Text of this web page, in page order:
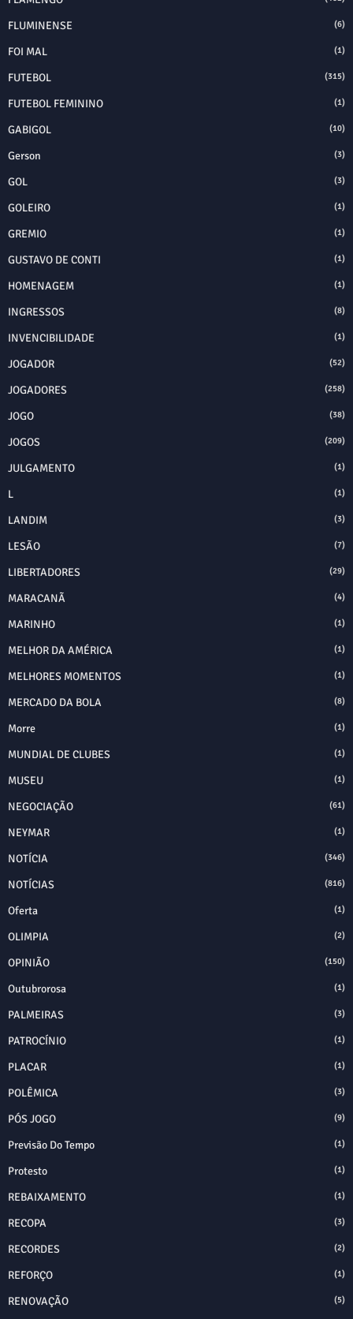
FLUMINENSE (6)
FOI MAL (1)
FUTEBOL (315)
FUTEBOL FEMININO (1)
GABIGOL (10)
Gerson (3)
GOL (3)
GOLEIRO (1)
GREMIO (1)
GUSTAVO DE CONTI (1)
HOMENAGEM (1)
INGRESSOS (8)
INVENCIBILIDADE (1)
JOGADOR (52)
JOGADORES (258)
JOGO (38)
JOGOS (209)
JULGAMENTO (1)
L (1)
LANDIM (3)
LESÃO (7)
LIBERTADORES (29)
MARACANÃ (4)
MARINHO (1)
MELHOR DA AMÉRICA (1)
MELHORES MOMENTOS (1)
MERCADO DA BOLA (8)
Morre (1)
MUNDIAL DE CLUBES (1)
MUSEU (1)
NEGOCIAÇÃO (61)
NEYMAR (1)
NOTÍCIA (346)
NOTÍCIAS (816)
Oferta (1)
OLIMPIA (2)
OPINIÃO (150)
Outubrorosa (1)
PALMEIRAS (3)
PATROCÍNIO (1)
PLACAR (1)
POLÊMICA (3)
PÓS JOGO (9)
Previsão Do Tempo (1)
Protesto (1)
REBAIXAMENTO (1)
RECOPA (3)
RECORDES (2)
REFORÇO (1)
RENOVAÇÃO (5)